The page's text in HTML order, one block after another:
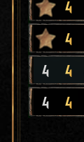
4
4
4 4
4 4